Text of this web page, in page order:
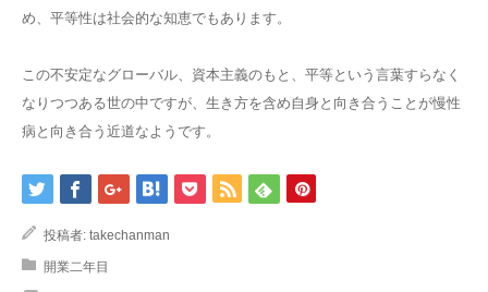
め、平等性は社会的な知恵でもあります。
この不安定なグローバル、資本主義のもと、平等という言葉すらなく
なりつつある世の中ですが、生き方を含め自身と向き合うことが慢性
病と向き合う近道なようです。
投稿者: takechanman
開業二年目